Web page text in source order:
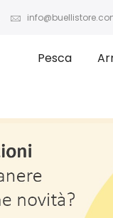
Pesca